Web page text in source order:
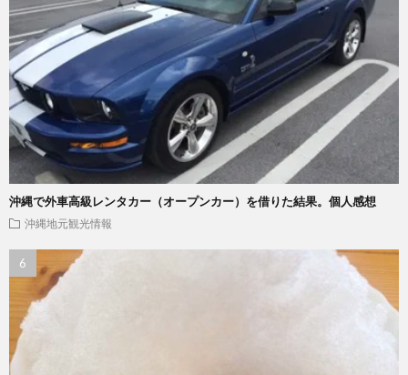
沖縄で外車高級レンタカー（オープンカー）を借りた結果。個人感想
沖縄地元観光情報